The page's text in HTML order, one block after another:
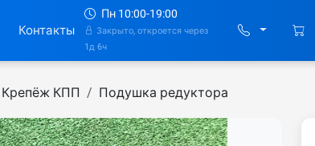
Контакты
Пн 10:00-19:00
Закрыто, откроется через
1д 6ч
Крепёж КПП Подушка редуктора